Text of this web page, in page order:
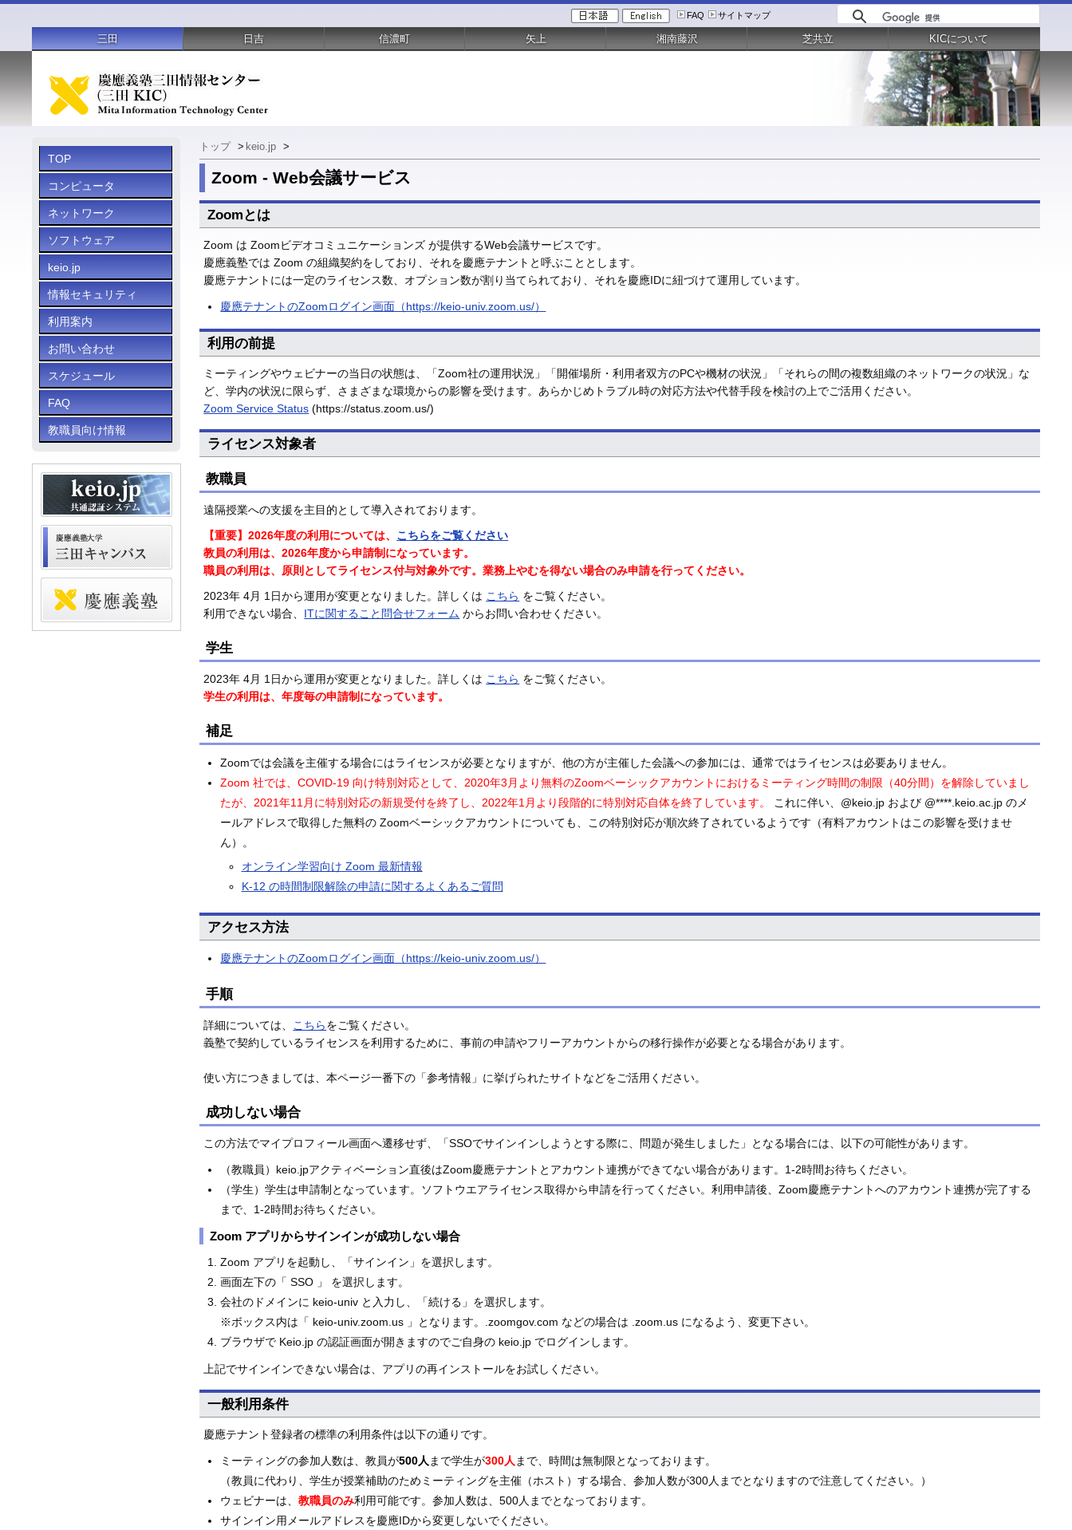
FAQ サイトマップ
TOP
コンピュータ
ネットワーク
ソフトウェア
keio.jp
情報セキュリティ
利用案内
お問い合わせ
スケジュール
FAQ
教職員向け情報
トップ > keio.jp >
Zoom - Web会議サービス
Zoomとは
Zoom は Zoomビデオコミュニケーションズ が提供するWeb会議サービスです。
慶應義塾では Zoom の組織契約をしており、それを慶應テナントと呼ぶこととします。
慶應テナントには一定のライセンス数、オプション数が割り当てられており、それを慶應IDに紐づけて運用しています。
慶應テナントのZoomログイン画面（https://keio-univ.zoom.us/）
利用の前提
ミーティングやウェビナーの当日の状態は、「Zoom社の運用状況」「開催場所・利用者双方のPCや機材の状況」「それらの間の複数組織のネットワークの状況」な
ど、学内の状況に限らず、さまざまな環境からの影響を受けます。あらかじめトラブル時の対応方法や代替手段を検討の上でご活用ください。
Zoom Service Status (https://status.zoom.us/)
ライセンス対象者
教職員
遠隔授業への支援を主目的として導入されております。
【重要】2026年度の利用については、 こちらをご覧ください
教員の利用は、2026年度から申請制になっています。
職員の利用は、原則としてライセンス付与対象外です。業務上やむを得ない場合のみ申請を行ってください。
2023年 4月 1日から運用が変更となりました。詳しくは こちら をご覧ください。
利用できない場合、 ITに関すること問合せフォーム からお問い合わせください。
学生
2023年 4月 1日から運用が変更となりました。詳しくは こちら をご覧ください。
学生の利用は、年度毎の申請制になっています。
補足
Zoomでは会議を主催する場合にはライセンスが必要となりますが、他の方が主催した会議への参加には、通常ではライセンスは必要ありません。
Zoom 社では、COVID-19 向け特別対応として、2020年3月より無料のZoomベーシックアカウントにおけるミーティング時間の制限（40分間）を解除していまし
たが、2021年11月に特別対応の新規受付を終了し、2022年1月より段階的に特別対応自体を終了しています。 これに伴い、@keio.jp および @****.keio.ac.jp のメ
ールアドレスで取得した無料の Zoomベーシックアカウントについても、この特別対応が順次終了されているようです（有料アカウントはこの影響を受けませ
ん）。
オンライン学習向け Zoom 最新情報
K-12 の時間制限解除の申請に関するよくあるご質問
アクセス方法
慶應テナントのZoomログイン画面（https://keio-univ.zoom.us/）
手順
詳細については、 こちらをご覧ください。
義塾で契約しているライセンスを利用するために、事前の申請やフリーアカウントからの移行操作が必要となる場合があります。
使い方につきましては、本ページ一番下の「参考情報」に挙げられたサイトなどをご活用ください。
成功しない場合
この方法でマイプロフィール画面へ遷移せず、「SSOでサインインしようとする際に、問題が発生しました」となる場合には、以下の可能性があります。
（教職員）keio.jpアクティベーション直後はZoom慶應テナントとアカウント連携ができてない場合があります。1-2時間お待ちください。
（学生）学生は申請制となっています。ソフトウエアライセンス取得から申請を行ってください。利用申請後、Zoom慶應テナントへのアカウント連携が完了する
まで、1-2時間お待ちください。
Zoom アプリからサインインが成功しない場合
Zoom アプリを起動し、「サインイン」を選択します。
画面左下の「 SSO 」 を選択します。
会社のドメインに keio-univ と入力し、「続ける」を選択します。
※ボックス内は「 keio-univ.zoom.us 」となります。.zoomgov.com などの場合は .zoom.us になるよう、変更下さい。
ブラウザで Keio.jp の認証画面が開きますのでご自身の keio.jp でログインします。
上記でサインインできない場合は、アプリの再インストールをお試しください。
一般利用条件
慶應テナント登録者の標準の利用条件は以下の通りです。
ミーティングの参加人数は、教員が500人 まで学生が300人 まで、時間は無制限となっております。
（教員に代わり、学生が授業補助のためミーティングを主催（ホスト）する場合、参加人数が300人までとなりますので注意してください。）
ウェビナーは、教職員のみ利用可能です。参加人数は、500人までとなっております。
サインイン用メールアドレスを慶應IDから変更しないでください。
三田 日吉 信濃町 矢上 湘南藤沢 芝共立 KICについて